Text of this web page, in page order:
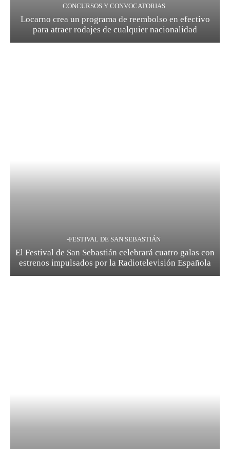
CONCURSOS Y CONVOCATORIAS
Locarno crea un programa de reembolso en efectivo
para atraer rodajes de cualquier nacionalidad
-FESTIVAL DE SAN SEBASTIÁN
El Festival de San Sebastián celebrará cuatro galas con
estrenos impulsados por la Radiotelevisión Española